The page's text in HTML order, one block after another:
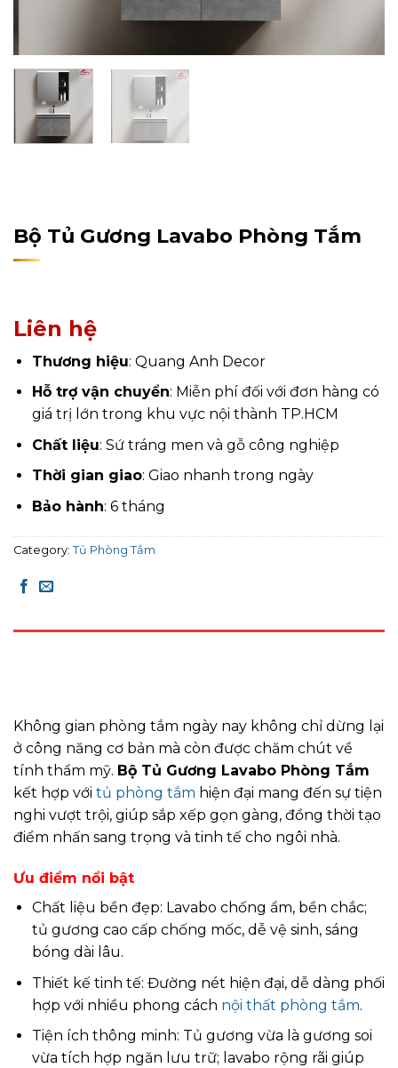
Bộ Tủ Gương Lavabo Phòng Tắm
Liên hệ
Thương hiệu: Quang Anh Decor
Hỗ trợ vận chuyển: Miễn phí đối với đơn hàng có
giá trị lớn trong khu vực nội thành TP.HCM
Chất liệu: Sứ tráng men và gỗ công nghiệp
Thời gian giao: Giao nhanh trong ngày
Bảo hành: 6 tháng
Category: Tủ Phòng Tắm
Không gian phòng tắm ngày nay không chỉ dừng lại
ở công năng cơ bản mà còn được chăm chút về
tính thẩm mỹ. Bộ Tủ Gương Lavabo Phòng Tắm
kết hợp với tủ phòng tắm hiện đại mang đến sự tiện
nghi vượt trội, giúp sắp xếp gọn gàng, đồng thời tạo
điểm nhấn sang trọng và tinh tế cho ngôi nhà.
Ưu điểm nổi bật
Chất liệu bền đẹp: Lavabo chống ẩm, bền chắc;
tủ gương cao cấp chống mốc, dễ vệ sinh, sáng
bóng dài lâu.
Thiết kế tinh tế: Đường nét hiện đại, dễ dàng phối
hợp với nhiều phong cách nội thất phòng tắm.
Tiện ích thông minh: Tủ gương vừa là gương soi
vừa tích hợp ngăn lưu trữ; lavabo rộng rãi giúp